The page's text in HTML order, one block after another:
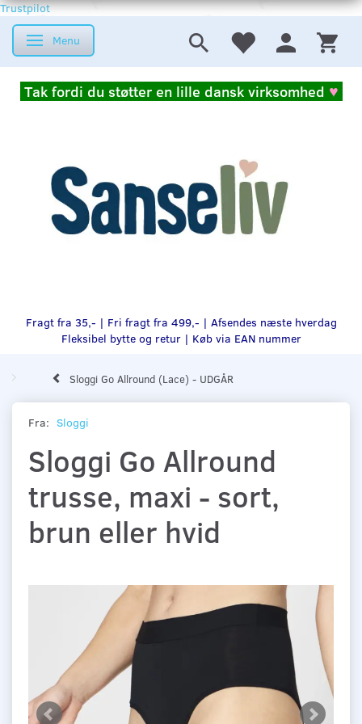
Trustpilot
Skifte navigation
Menu
Tak fordi du støtter en lille dansk virksomhed ♥
Fragt fra 35,- | Fri fragt fra 499,- | Afsendes næste hverdag
Fleksibel bytte og retur | Køb via EAN nummer
Sloggi Go Allround (Lace) - UDGÅR
Fra: Sloggi
Sloggi Go Allround
trusse, maxi - sort,
brun eller hvid